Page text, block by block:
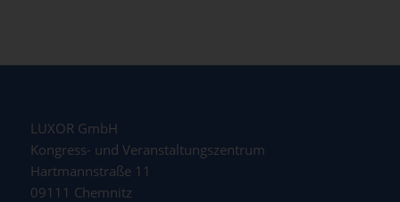
LUXOR GmbH
Kongress- und Veranstaltungszentrum
Hartmannstraße 11
09111 Chemnitz